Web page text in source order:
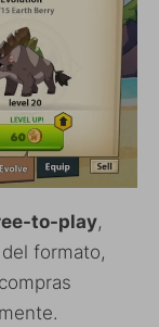
to-play,
formato,